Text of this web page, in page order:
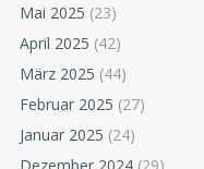
Mai 2025 (23)
April 2025 (42)
März 2025 (44)
Februar 2025 (27)
Januar 2025 (24)
Dezember 2024 (29)